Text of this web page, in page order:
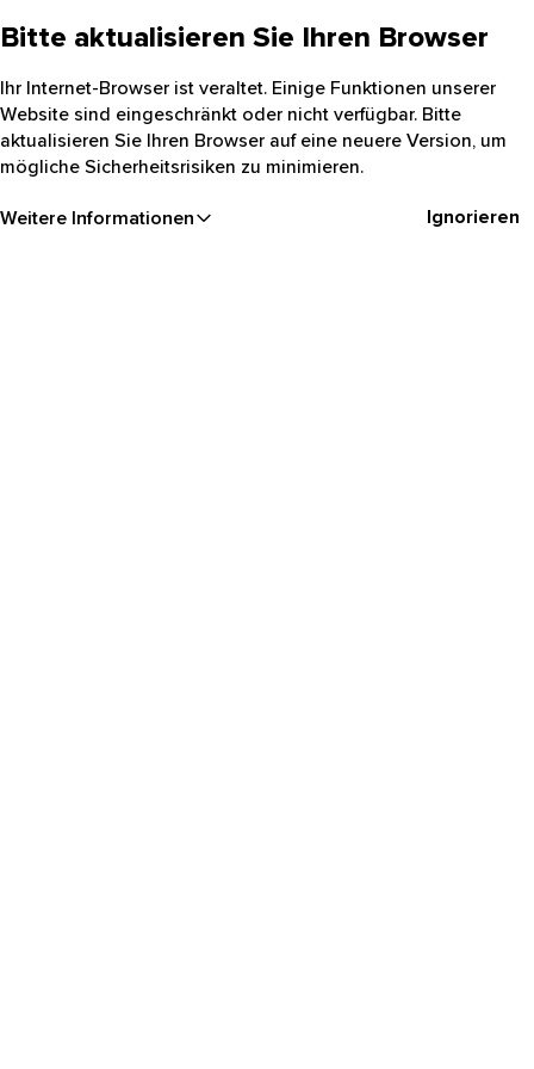
Bitte aktualisieren Sie Ihren Browser
Ihr Internet-Browser ist veraltet. Einige Funktionen unserer
Website sind eingeschränkt oder nicht verfügbar. Bitte
aktualisieren Sie Ihren Browser auf eine neuere Version, um
mögliche Sicherheitsrisiken zu minimieren.
Weitere Informationen Ignorieren